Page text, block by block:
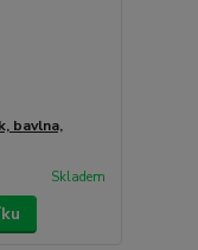
bavlna,
Skladem